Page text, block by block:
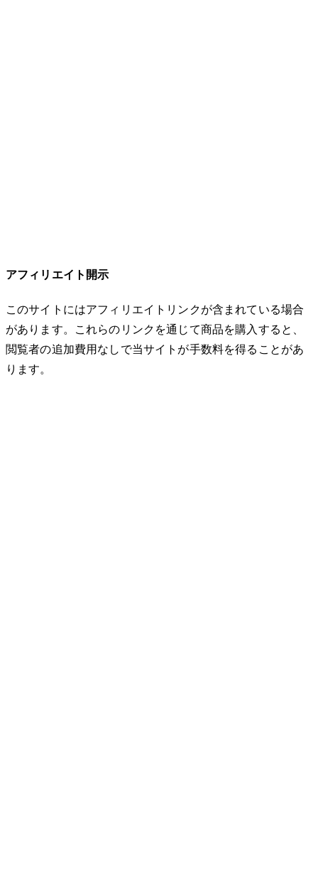
アフィリエイト開示
このサイトにはアフィリエイトリンクが含まれている場合
があります。これらのリンクを通じて商品を購入すると、
閲覧者の追加費用なしで当サイトが手数料を得ることがあ
ります。